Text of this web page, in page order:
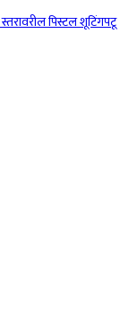
स्तरावरील पिस्टल शूटिंगपटू